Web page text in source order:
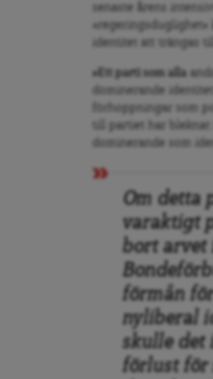
senaste årens
»regeringsduglighet«
identitet att trängas
»Ett parti som alla
dominerande
förhoppningar som
till partiet har bleknat
dominerande som
Om detta
varaktigt
bort arvet
förmån
nyliberal
skulle det
förlust för